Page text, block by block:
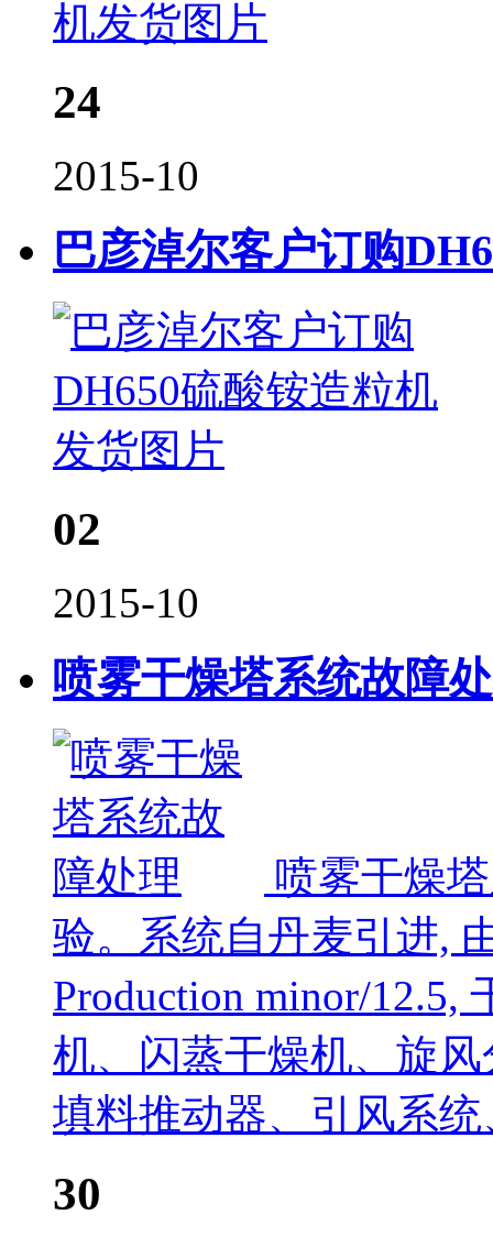
24
2015-10
巴彦淖尔客户订购
02
2015-10
喷雾干燥塔系统故障
喷雾干燥
验。系统自丹麦引进,
Production minor/12.5,
机、闪蒸干燥机、旋
填料推动器、引风系
30